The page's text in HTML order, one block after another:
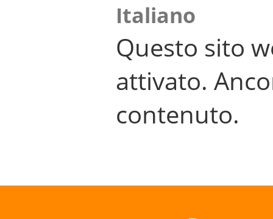
Italiano
Questo sito
attivato.
contenuto.